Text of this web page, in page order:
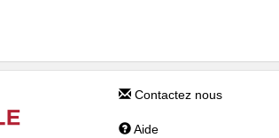
Contactez nous
Aide